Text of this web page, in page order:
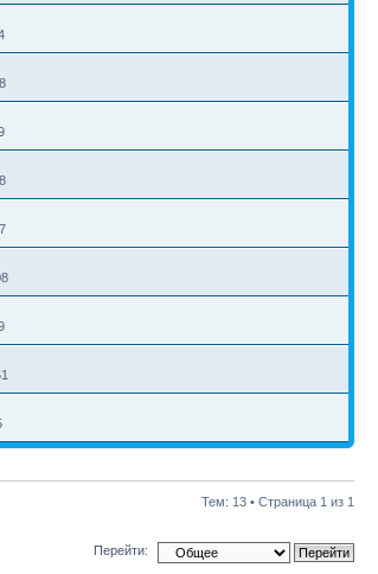
Тем: 13 • Страница 1 из 1
Перейти: